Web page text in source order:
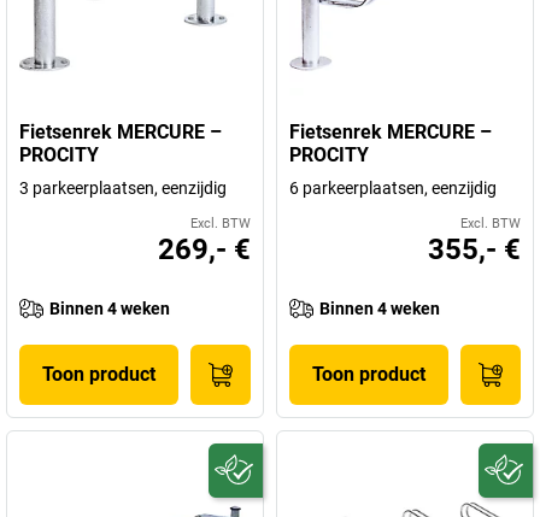
Fietsenrek MERCURE –
PROCITY
3 parkeerplaatsen, eenzijdig
Excl. BTW
269,- €
Binnen 4 weken
Toon product
Fietsenrek MERCURE –
PROCITY
6 parkeerplaatsen, eenzijdig
Excl. BTW
355,- €
Binnen 4 weken
Toon product